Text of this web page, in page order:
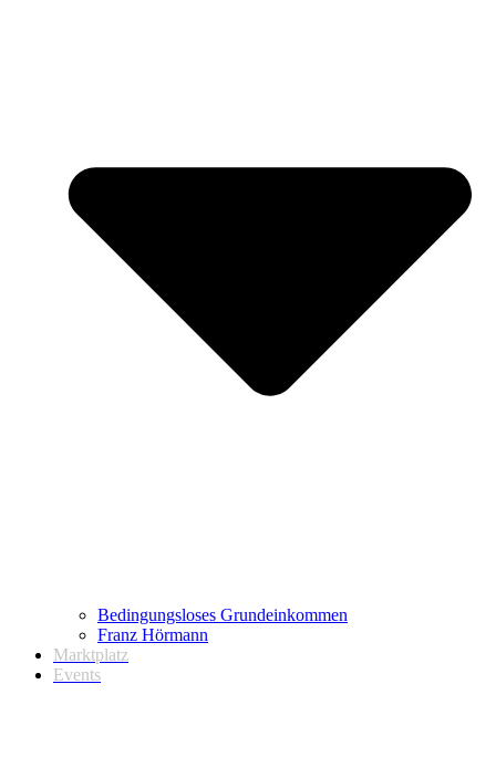
Bedingungsloses Grundeinkommen
Franz Hörmann
Marktplatz
Events